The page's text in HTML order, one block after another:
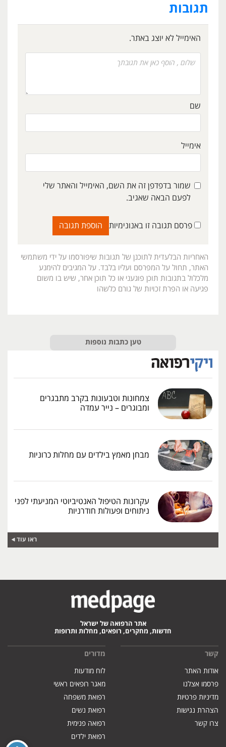
תגובות
האימייל לא יוצג באתר.
שם
אימייל
שמור בדפדפן זה את השם, האימייל והאתר שלי
לפעם הבאה שאגיב.
פרסם תגובה זו באנונימיות
האחריות הבלעדית לתוכנן של תגובות שיפורסמו על ידי משתמשי
האתר, תחול על המפרסם ועליו בלבד. על המגיבים להימנע
מלכלול בתגובות תוכן פוגעני או כל תוכן אחר, שיש בו משום
פגיעה או הפרת זכויות של גורם כלשהו
טען כתבות נוספות
צמחונות וטבעונות בקרב מתבגרים
ומבוגרים – נייר עמדה
מבחן מאמץ בילדים עם מחלות כרוניות
עקרונות הטיפול האנטיביוטי המניעתי לפני
ניתוחים ופעולות חודרניות
ראו עוד
אתר הרפואה של ישראל
חדשות, מחקרים, רופאים, מחלות ותרופות
קשר
אודות האתר
פרסמו אצלנו
מדיניות פרטיות
הצהרת נגישות
צרו קשר
מדורים
לוח מודעות
מאגר רופאים ראשי
רפואת משפחה
רפואת נשים
רפואה פנימית
רפואת ילדים